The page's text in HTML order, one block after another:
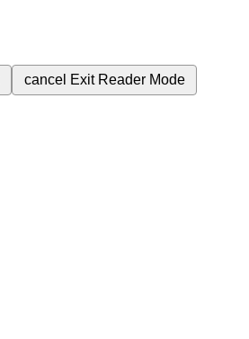
cancel Exit Reader Mode